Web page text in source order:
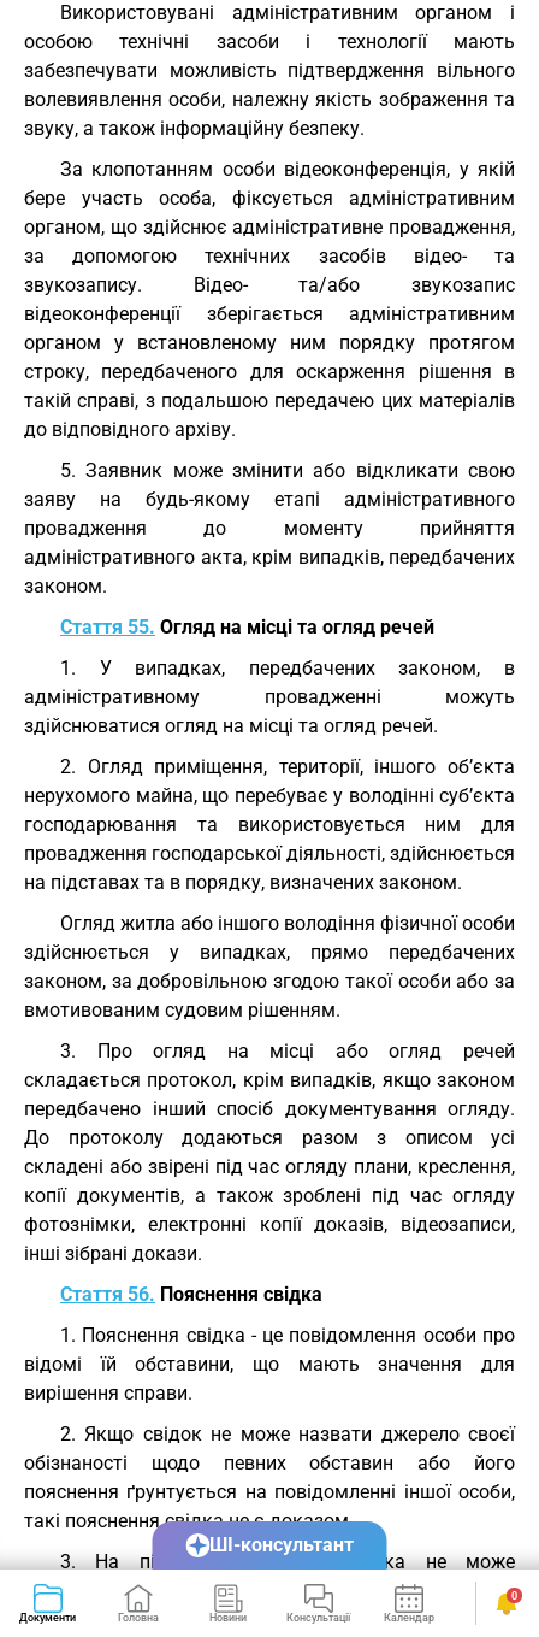
Використовувані адміністративним органом і
особою технічні засоби і технології мають
забезпечувати можливість підтвердження вільного
волевиявлення особи, належну якість зображення та
звуку, а також інформаційну безпеку.
За клопотанням особи відеоконференція, у якій
бере участь особа, фіксується адміністративним
органом, що здійснює адміністративне провадження,
за допомогою технічних засобів відео- та
звукозапису. Відео- та/або звукозапис
відеоконференції зберігається адміністративним
органом у встановленому ним порядку протягом
строку, передбаченого для оскарження рішення в
такій справі, з подальшою передачею цих матеріалів
до відповідного архіву.
5. Заявник може змінити або відкликати свою
заяву на будь-якому етапі адміністративного
провадження до моменту прийняття
адміністративного акта, крім випадків, передбачених
законом.
Стаття 55. Огляд на місці та огляд речей
1. У випадках, передбачених законом, в
адміністративному провадженні можуть
здійснюватися огляд на місці та огляд речей.
2. Огляд приміщення, території, іншого об’єкта
нерухомого майна, що перебуває у володінні суб’єкта
господарювання та використовується ним для
провадження господарської діяльності, здійснюється
на підставах та в порядку, визначених законом.
Огляд житла або іншого володіння фізичної особи
здійснюється у випадках, прямо передбачених
законом, за добровільною згодою такої особи або за
вмотивованим судовим рішенням.
3. Про огляд на місці або огляд речей
складається протокол, крім випадків, якщо законом
передбачено інший спосіб документування огляду.
До протоколу додаються разом з описом усі
складені або звірені під час огляду плани, креслення,
копії документів, а також зроблені під час огляду
фотознімки, електронні копії доказів, відеозаписи,
інші зібрані докази.
Стаття 56. Пояснення свідка
1. Пояснення свідка - це повідомлення особи про
відомі їй обставини, що мають значення для
вирішення справи.
2. Якщо свідок не може назвати джерело своєї
обізнаності щодо певних обставин або його
пояснення ґрунтується на повідомленні іншої особи,
такі пояснення свідка не є доказом.
3. На підставі пояснення свідка не може
встановлюватися обставина чи факт, які відповідно
до законодавства мають відображатися у
Документи Головна Новини Консультації Календар Сервіси
0
ШІ-консультант